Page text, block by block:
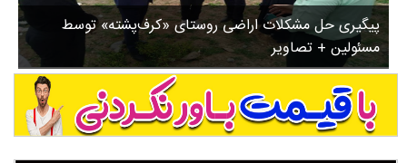
پیگیری حل مشکلات اراضی روستای «کرف‌پشته» توسط
مسئولین + تصاویر
ش
د
.